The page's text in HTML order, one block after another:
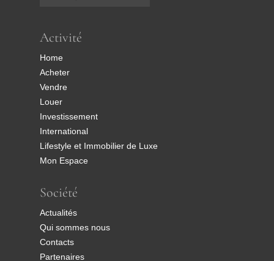
Activité
Home
Acheter
Vendre
Louer
Investissement
International
Lifestyle et Immobilier de Luxe
Mon Espace
Société
Actualités
Qui sommes nous
Contacts
Partenaires